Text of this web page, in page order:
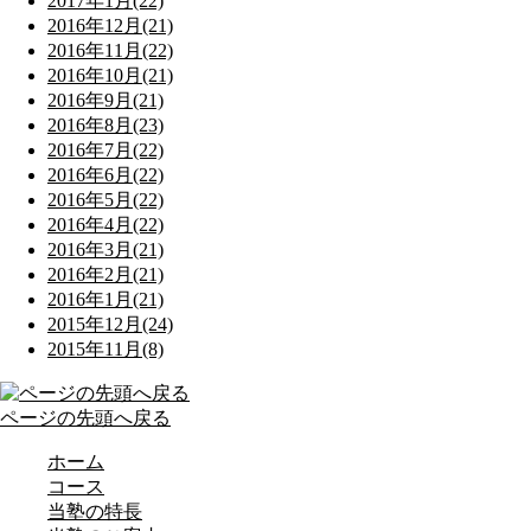
2016年12月(21)
2016年11月(22)
2016年10月(21)
2016年9月(21)
2016年8月(23)
2016年7月(22)
2016年6月(22)
2016年5月(22)
2016年4月(22)
2016年3月(21)
2016年2月(21)
2016年1月(21)
2015年12月(24)
2015年11月(8)
ページの先頭へ戻る
ホーム
コース
当塾の特長